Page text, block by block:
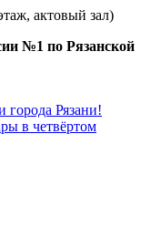
актовый зал)
№1 по Рязанской
города Рязани!
в четвёртом